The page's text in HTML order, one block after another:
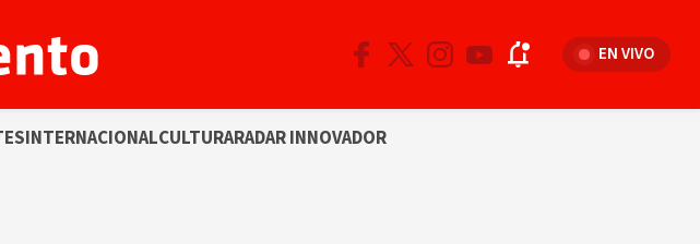
EN VIVO
INTERNACIONALCULTURARADAR INNOVADOR